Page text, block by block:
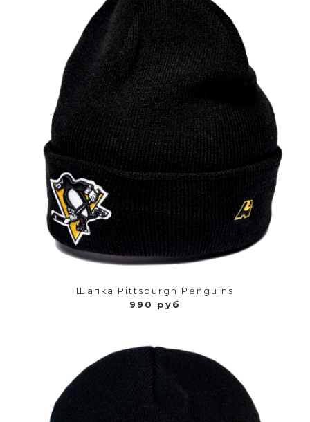
Шапка Pittsburgh Penguins
990 руб